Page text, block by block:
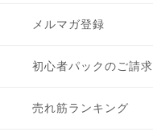
メルマガ登録
初心者パックのご請求
売れ筋ランキング